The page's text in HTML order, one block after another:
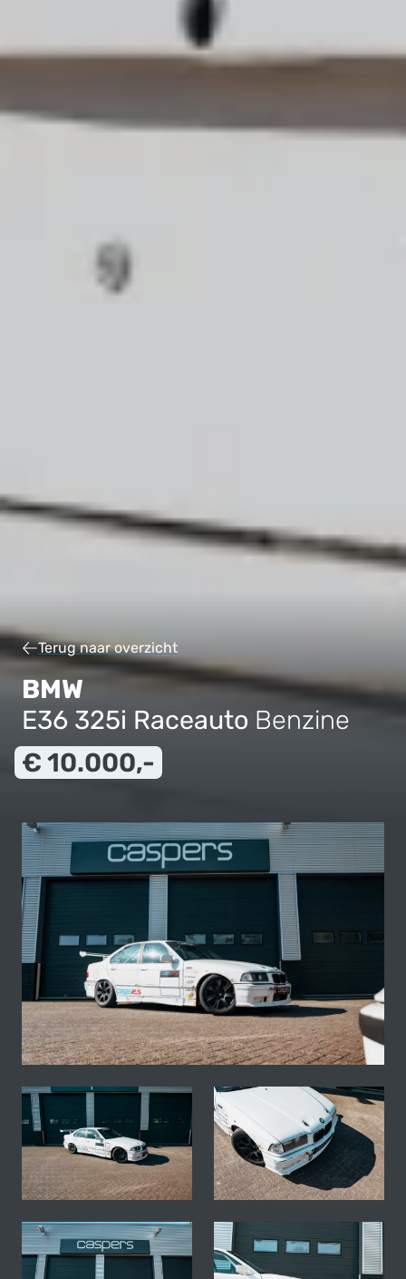
Terug naar overzicht
BMW
E36 325i Raceauto Benzine
€ 10.000,-
Fotogallerij van deze BMW E36 325i